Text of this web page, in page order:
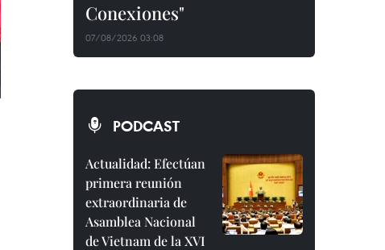
Conexiones"
07/08/2026 03:08
PODCAST
Actualidad: Efectúan
primera reunión
extraordinaria de
Asamblea Nacional
de Vietnam de la XVI